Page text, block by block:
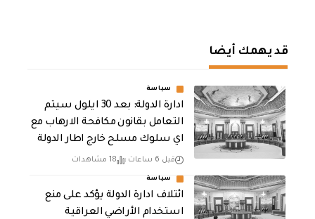
قد يهمك أيضا
سياسة
ادارة الدولة: بعد 30 ايلول سيتم
التعامل بقانون مكافحة الارهاب مع
اي سلوك مسلح خارج اطار الدولة
قبل 6 ساعات 18 مشاهدات
سياسة
ائتلاف ادارة الدولة يؤكد على منع
استخدام الأراضي العراقية